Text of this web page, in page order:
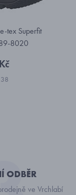
tex Superfit
8020
38
ODBĚR
ve Vrchlabí